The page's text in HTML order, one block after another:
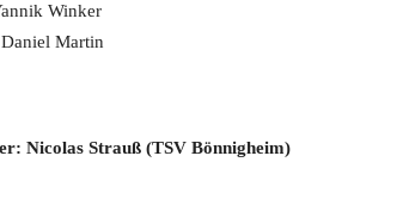
Winker
Martin
Nicolas Strauß (TSV Bönnigheim)